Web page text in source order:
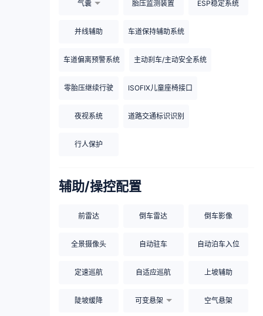
气囊 胎压监测装置 ESP稳定系统
并线辅助 车道保持辅助系统
车道偏离预警系统 主动刹车/主动安全系统
零胎压继续行驶 ISOFIX儿童座椅接口
夜视系统 道路交通标识识别
行人保护
辅助/操控配置
前雷达 倒车雷达 倒车影像
全景摄像头 自动驻车 自动泊车入位
定速巡航 自适应巡航 上坡辅助
陡坡缓降 可变悬架 空气悬架